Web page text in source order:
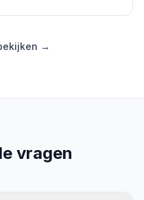
→
vragen